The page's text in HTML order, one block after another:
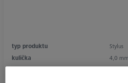
typ produktu
Stylus
kulička
4,0 mm
délka
58,0